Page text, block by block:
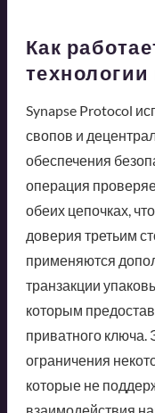
Как
технологии
Synapse Protocol
свопов и
обеспечения
операция
обеих цепочках,
доверия третьим
применяются
транзакции
которым
приватного ключа.
ограничения
которые не
взаимодействия